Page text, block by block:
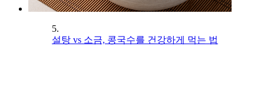
5.
설탕 vs 소금, 콩국수를 건강하게 먹는 법